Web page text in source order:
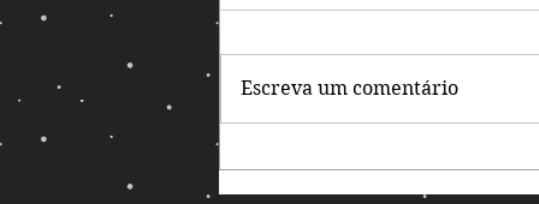
Escreva um comentário